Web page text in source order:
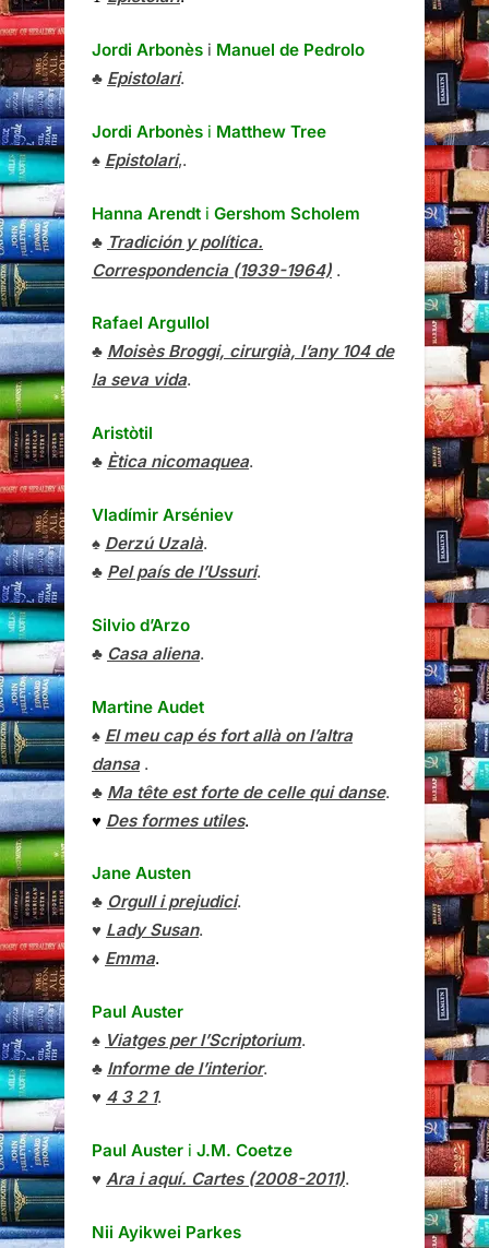
Jordi Arbonès i Manuel de Pedrolo
♣ Epistolari.
Jordi Arbonès i Matthew Tree
♠ Epistolari,.
Hanna Arendt i Gershom Scholem
♣ Tradición y política.
Correspondencia (1939-1964) .
Rafael Argullol
♣ Moisès Broggi, cirurgià, l’any 104 de
la seva vida.
Aristòtil
♣ Ètica nicomaquea.
Vladímir Arséniev
♠ Derzú Uzalà.
♣ Pel país de l’Ussuri.
Silvio d’Arzo
♣ Casa aliena.
Martine Audet
♠ El meu cap és fort allà on l’altra
dansa.
♣ Ma tête est forte de celle qui danse.
♥ Des formes utiles.
Jane Austen
♣ Orgull i prejudici.
♥ Lady Susan.
♦ Emma.
Paul Auster
♠ Viatges per l’Scriptorium.
♣ Informe de l’interior.
♥ 4 3 2 1.
Paul Auster i J.M. Coetze
♥ Ara i aquí. Cartes (2008-2011).
Nii Ayikwei Parkes